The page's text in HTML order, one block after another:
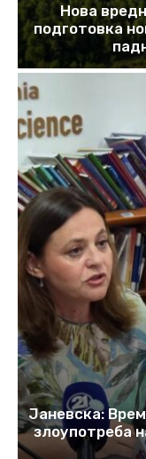
Нова
подготовка
Јаневска:
злоупотреба